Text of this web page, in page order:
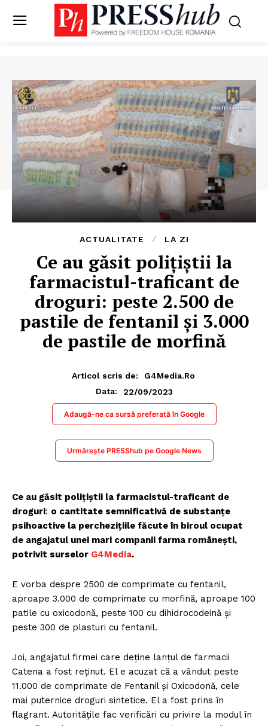
ACTUALITATE LA ZI
Ce au găsit polițiștii la
farmacistul-traficant de
droguri: peste 2.500 de
pastile de fentanil și 3.000
de pastile de morfină
Articol scris de:
G4Media.ro
Data:
22/09/2023
Adaugă-ne ca sursă preferată în Google
Urmărește PRESShub pe Google News
Ce au găsit polițiștii la farmacistul-traficant de
droguri: o cantitate semnificativă de substanțe
psihoactive la perchezițiile făcute în biroul ocupat
de angajatul unei mari companii farma românești,
potrivit surselor G4Media.
E vorba despre 2500 de comprimate cu fentanil,
aproape 3.000 de comprimate cu morfină, aproape 100
patile cu oxicodonă, peste 100 cu dihidrocodeină și
peste 300 de plasturi cu fentanil.
Joi, angajatul firmei care deține lanțul de farmacii
Catena a fost reținut. El e acuzat că a vândut peste
11.000 de comprimate de Fentanil și Oxicodonă, cele
mai puternice droguri sintetice. El a fost prins în
flagrant. Autoritățile fac verificări cu privire la modul în